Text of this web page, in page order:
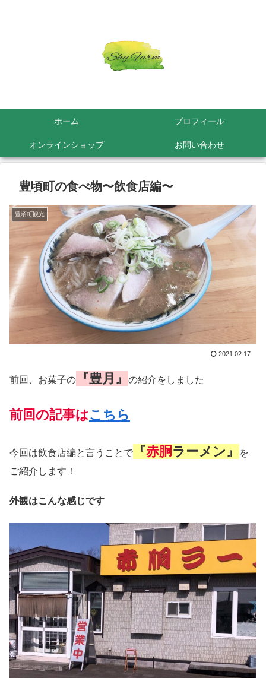
ホーム プロフィール
オンラインショップ お問い合わせ
豊頃町の食べ物〜飲食店編〜
豊頃町観光
2021.02.17
前回、お菓子の 『豊月』 の紹介をしました
前回の記事はこちら
今回は飲食店編と言うことで 『赤胴 ラーメン』
を
ご紹介します！
外観はこんな感じです